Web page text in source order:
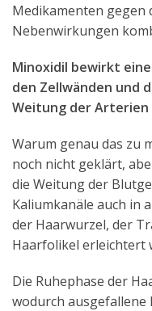
Medikamenten gegen
Nebenwirkungen
Minoxidil bewirkt
den Zellwänden und
Weitung der Arterien
Warum genau das zu
noch nicht geklärt,
die Weitung der
Kaliumkanäle auch in
der Haarwurzel, der
Haarfolikel erleichtert
Die Ruhephase der
wodurch ausgefallene